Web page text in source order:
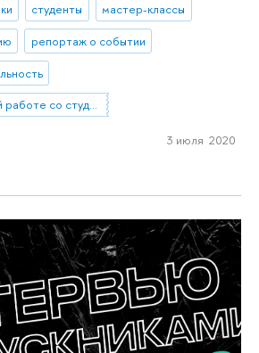
студенты
мастер-классы
репортаж о событии
Отдел по внеучебной работе со студентами (Нижний Новгород)
3 июля 2020